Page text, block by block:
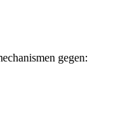
gegen: